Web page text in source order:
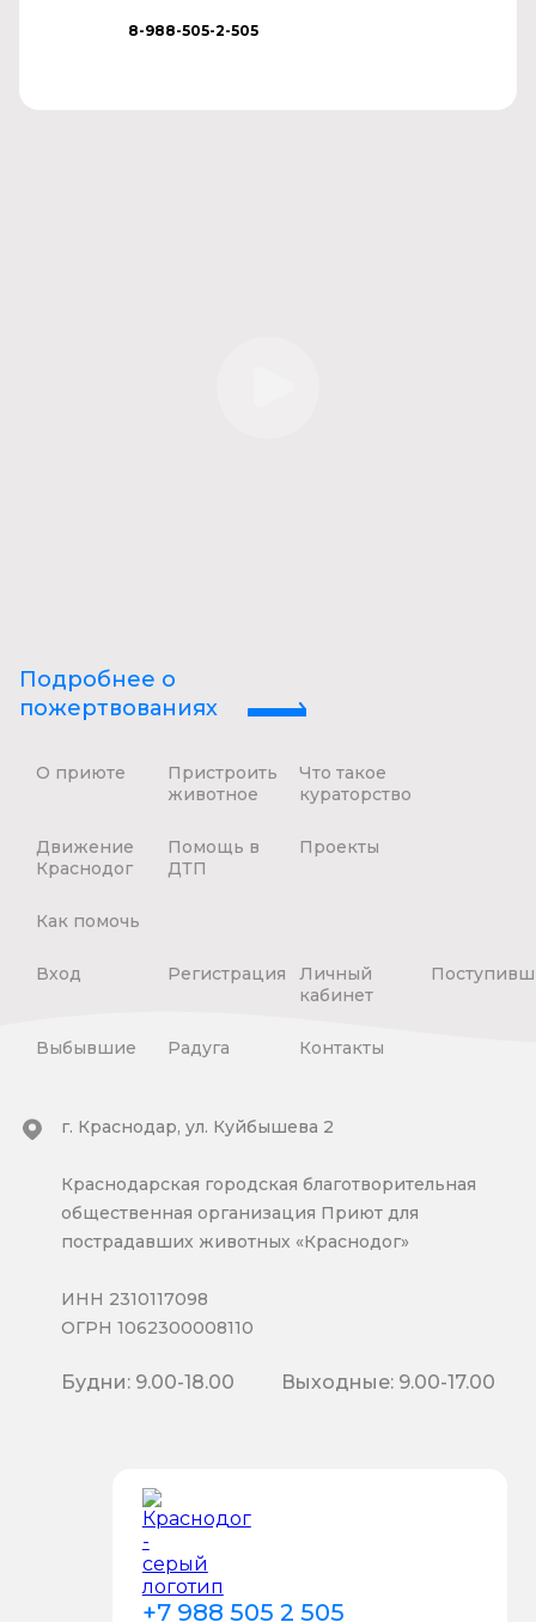
8-988-505-2-505
Подробнее о
пожертвованиях
О приюте
Пристроить
животное
Что такое
кураторство
Движение
Краснодог
Помощь в
ДТП
Проекты
Как помочь
Вход Регистрация
Личный
кабинет
Выбывшие Радуга Контакты
+7 988 505 2 505
г. Краснодар, ул. Куйбышева 2
Краснодарская городская благотворительная
общественная организация Приют для
пострадавших животных «Краснодог»
ИНН 2310117098
ОГРН 1062300008110
Будни: 9.00-18.00 Выходные: 9.00-17.00